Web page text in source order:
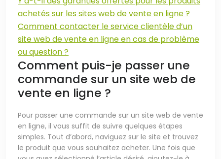
achetés sur les sites web de vente en ligne ?
Comment contacter le service clientèle d’un
site web de vente en ligne en cas de problème
ou question ?
Comment puis-je passer une
commande sur un site web de
vente en ligne ?
Pour passer une commande sur un site web de vente
en ligne, il vous suffit de suivre quelques étapes
simples. Tout d’abord, naviguez sur le site et trouvez
le produit que vous souhaitez acheter. Une fois que